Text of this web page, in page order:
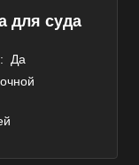
для суда
Да